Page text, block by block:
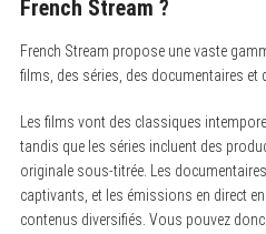
French Stream ?
French Stream propose une vaste
films, des séries, des documentaires et
Les films vont des classiques
tandis que les séries incluent des
originale sous-titrée. Les
captivants, et les émissions en direct
contenus diversifiés. Vous pouvez